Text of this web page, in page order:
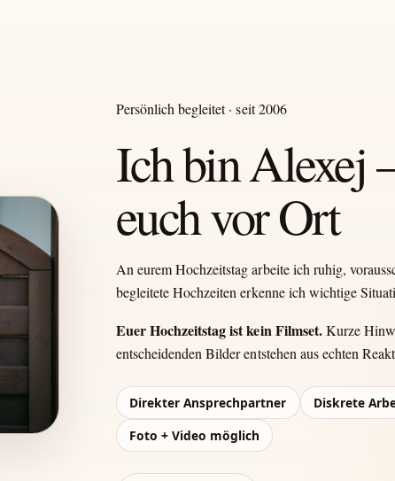
Persönlich begleitet · seit 2006
Ich bin Alexej
euch vor Ort
An eurem Hochzeitstag arbeite ich ruhig,
begleitete Hochzeiten erkenne ich wichtige
Euer Hochzeitstag ist kein Filmset.Kurze
entscheidenden Bilder entstehen aus echten
Direkter Ansprechpartner Diskrete
Foto + Video möglich